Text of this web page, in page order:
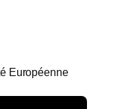
Européenne